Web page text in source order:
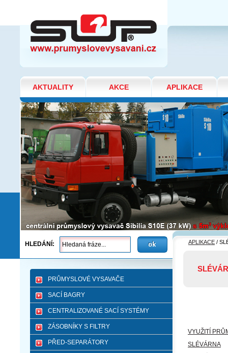
HLEDÁNÍ:
APLIKACE
AKCE
AKTUALITY
PRŮMYSLOVÉ VYSAVAČE
SACÍ BAGRY
CENTRALIZOVANÉ SACÍ SYSTÉMY
ZÁSOBNÍKY S FILTRY
PŘED-SEPARÁTORY
APLIKACE /
VYUŽITÍ
SLÉVÁRNA